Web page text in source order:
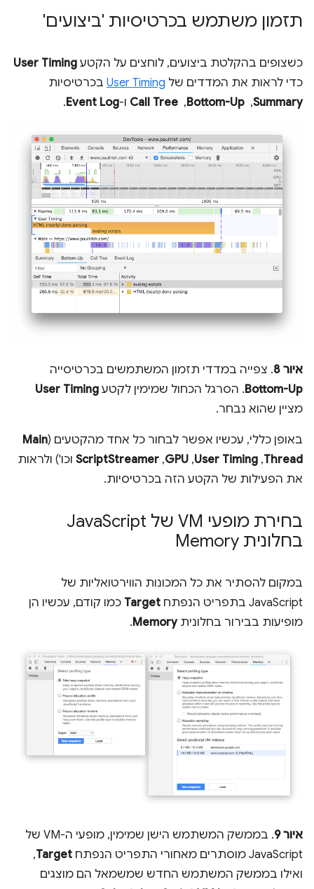
תזמון משתמש בכרטיסיות 'ביצועים'
כשצופים בהקלטת ביצועים, לוחצים על הקטע User Timing
כדי לראות את המדדים של User Timing בכרטיסיות
Summary
, ‏
Bottom-Up
, ‏
Call Tree ו-Event Log
.
איור 8
. צפייה במדדי תזמון המשתמשים בכרטיסייה
Bottom-Up. הסרגל הכחול שמימין לקטע User Timing
מציין שהוא נבחר.
באופן כללי, עכשיו אפשר לבחור כל אחד מהקטעים (Main
Thread
,‏
User Timing
,‏
GPU
,‏
ScriptStreamer וכו') ולראות
את הפעילות של הקטע הזה בכרטיסיות.
בחירת מופעי VM של Java
Script
בחלונית Memory
במקום להסתיר את כל המכונות הווירטואליות של
JavaScript בתפריט הנפתח
Target כמו קודם, עכשיו הן
מופיעות בבירור בחלוניתMemory
.
איור 9
. בממשק המשתמש הישן שמימין, מופעי ה-VM של
JavaScript מוסתרים מאחורי התפריט הנפתח
Target
,
ואילו בממשק המשתמש החדש שמשמאל הם מוצגים